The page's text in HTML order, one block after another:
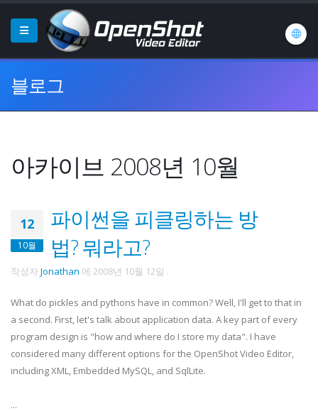
블로그
아카이브 2008년 10월
12
10월
파이썬을 피클링하는 방
법? 뭐라고?
작성자Jonathan 에 2008년 10월 12일 .
What do pickles and pythons have in common? Well, I'll get to that in
a second. First, let's talk about application data. A key part of every
program design is "how and where do I store my data". I have
considered many different options for the OpenShot Video Editor,
including XML, Embedded MySQL, and SqlLite.
...